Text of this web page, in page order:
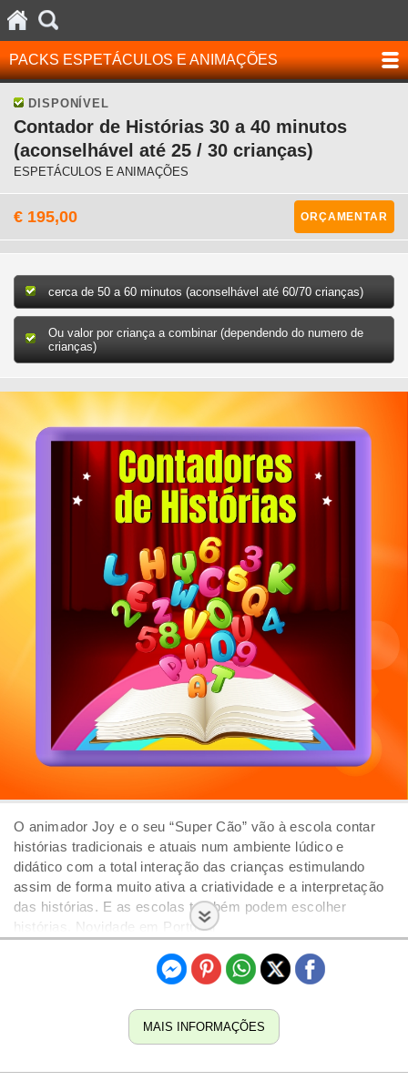
PACKS ESPETÁCULOS E ANIMAÇÕES
DISPONÍVEL
Contador de Histórias 30 a 40 minutos
(aconselhável até 25 / 30 crianças)
ESPETÁCULOS E ANIMAÇÕES
€ 195,00 ORÇAMENTAR
cerca de 50 a 60 minutos (aconselhável até 60/70 crianças)
Ou valor por criança a combinar (dependendo do numero de
crianças)
O animador Joy e o seu “Super Cão” vão à escola contar
histórias tradicionais e atuais num ambiente lúdico e
didático com a total interação das crianças estimulando
assim de forma muito ativa a criatividade e a interpretação
das histórias. E as escolas também podem escolher
histórias. Novidade em Portugal
MAIS INFORMAÇÕES